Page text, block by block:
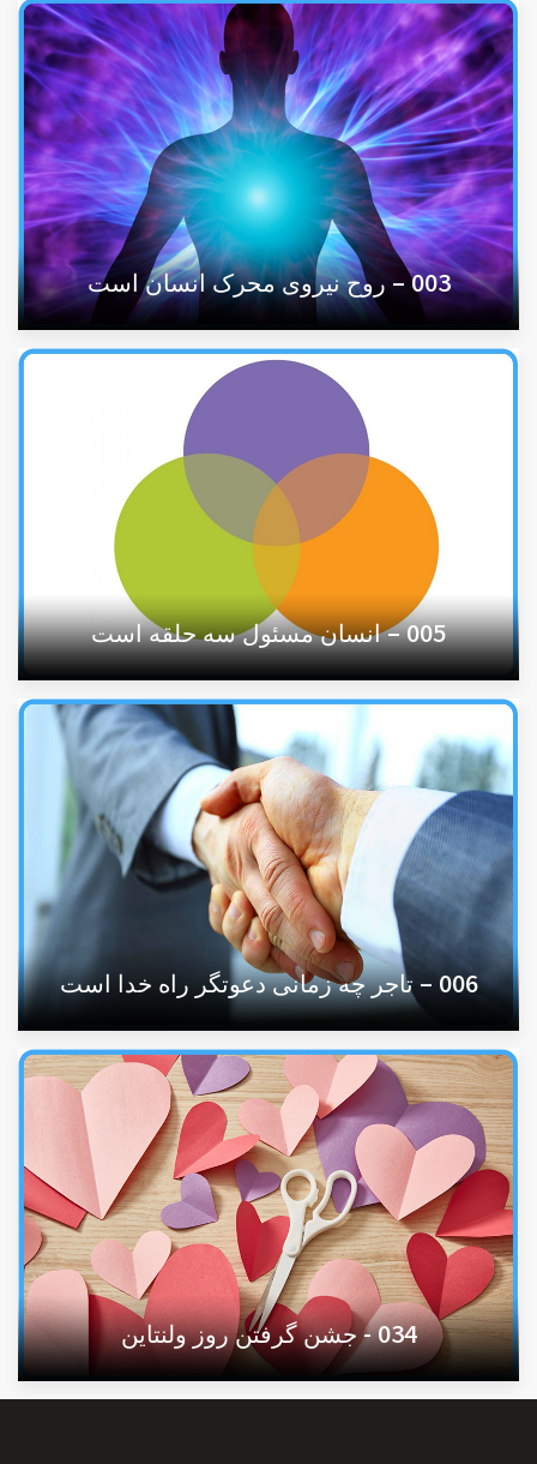
003 – روح نیروی محرک انسان است
005 – انسان مسئول سه حلقه است
006 – تاجر چه زمانی دعوتگر راه خدا است
034 - جشن گرفتن روز ولنتاین